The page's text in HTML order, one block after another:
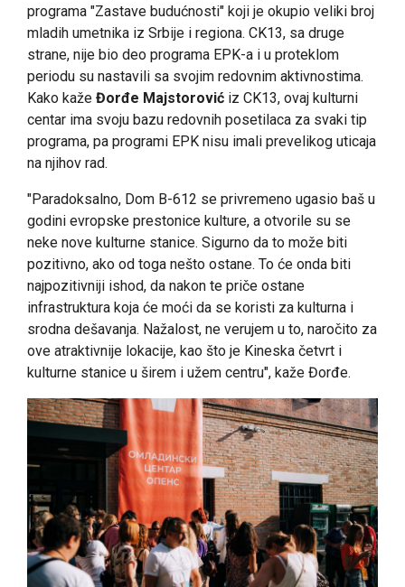
programa "Zastave budućnosti" koji je okupio veliki broj
mladih umetnika iz Srbije i regiona. CK13, sa druge
strane, nije bio deo programa EPK-a i u proteklom
periodu su nastavili sa svojim redovnim aktivnostima.
Kako kaže Đorđe Majstorović iz CK13, ovaj kulturni
centar ima svoju bazu redovnih posetilaca za svaki tip
programa, pa programi EPK nisu imali prevelikog uticaja
na njihov rad.
"Paradoksalno, Dom B-612 se privremeno ugasio baš u
godini evropske prestonice kulture, a otvorile su se
neke nove kulturne stanice. Sigurno da to može biti
pozitivno, ako od toga nešto ostane. To će onda biti
najpozitivniji ishod, da nakon te priče ostane
infrastruktura koja će moći da se koristi za kulturna i
srodna dešavanja. Nažalost, ne verujem u to, naročito za
ove atraktivnije lokacije, kao što je Kineska četvrt i
kulturne stanice u širem i užem centru", kaže Đorđe.